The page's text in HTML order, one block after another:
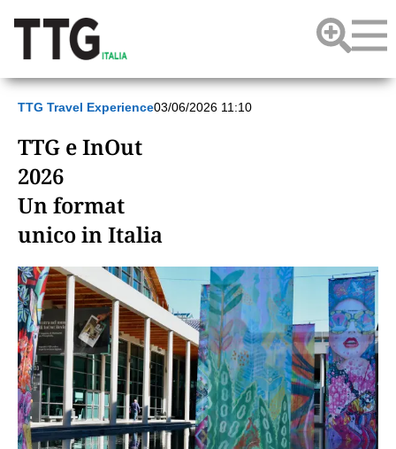
TTG Travel Experience03/06/2026 11:10
TTG e InOut
2026
Un format
unico in Italia